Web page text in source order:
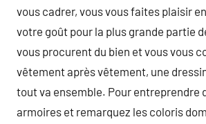
vous cadrer, vous vous faites plaisir
votre goût pour la plus grande partie
vous procurent du bien et vous vous
vêtement après vêtement, une
tout va ensemble. Pour entreprendre
armoires et remarquez les coloris